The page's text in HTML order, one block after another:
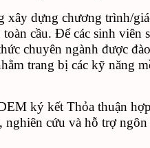
xây dựng chương trình/
cầu. Để các sinh viên
chuyên ngành được
trang bị các kỹ năng
ký kết Thỏa thuận
nghiên cứu và hỗ trợ